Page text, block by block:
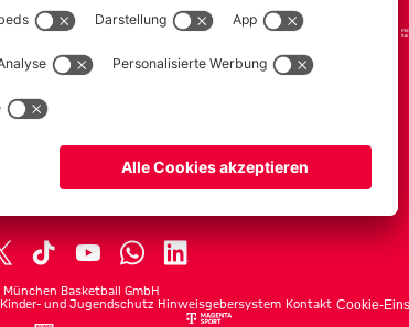
München Basketball GmbH
Kinder- und Jugendschutz Hinweisgebersystem Kontakt Cookie-